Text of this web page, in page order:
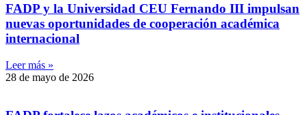
FADP y la Universidad CEU Fernando III impulsan
nuevas oportunidades de cooperación académica
internacional
Leer más »
28 de mayo de 2026